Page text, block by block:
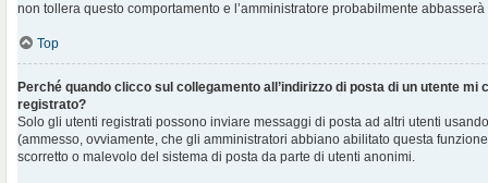
non tollera questo comportamento e l’amministratore probabilmente
Top
Perché quando clicco sul collegamento all’indirizzo di posta di un utente mi
registrato?
Solo gli utenti registrati possono inviare messaggi di posta ad altri utenti
(ammesso, ovviamente, che gli amministratori abbiano abilitato questa
scorretto o malevolo del sistema di posta da parte di utenti anonimi.